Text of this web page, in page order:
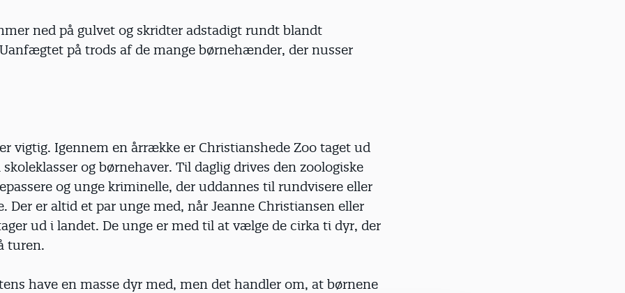
ned på gulvet og skridter adstadigt rundt blandt
på trods af de mange børnehænder, der nusser
vigtig. Igennem en årrække er Christianshede Zoo taget ud
og børnehaver. Til daglig drives den zoologiske
og unge kriminelle, der uddannes til rundvisere eller
Der er altid et par unge med, når Jeanne Christiansen eller
ud i landet. De unge er med til at vælge de cirka ti dyr, der
turen.
have en masse dyr med, men det handler om, at børnene